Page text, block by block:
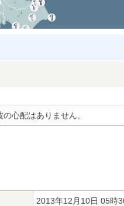
心配はありません。
2013年12月10日 05時